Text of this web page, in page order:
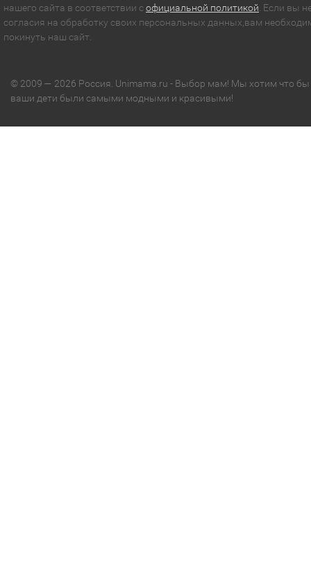
нашего сайта в соответствии софициальной политикой. Если вы
согласия на обработку своих персональных данных,вам
покинуть наш сайт.
© 2009 — 2026 Россия. Unimama.ru - Выбор мам! Мы хотим что бы
ваши дети были самыми модными и красивыми!